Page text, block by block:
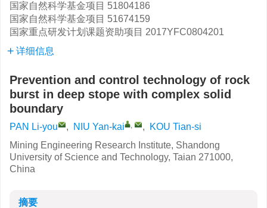
国家自然科学基金项目 51804186
国家自然科学基金项目 51674159
国家重点研发计划课题资助项目 2017YFC0804201
详细信息
Prevention and control technology of rock
burst in deep stope with complex solid
boundary
PAN Li-you , NIU Yan-kai , ,
KOU Tian-si
Mining Engineering Research Institute, Shandong
University of Science and Technology, Taian 271000,
China
摘要